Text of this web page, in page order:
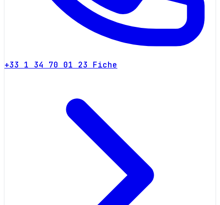
+33 1 34 70 01 23 Fiche